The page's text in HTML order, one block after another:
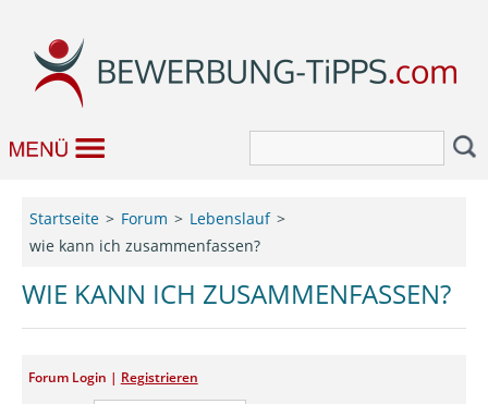
Job & Karriere
Bewerbungseditor
Startseite Forum
Lebenslauf
wie kann ich zusammenfassen?
WIE KANN ICH ZUSAMMENFASSEN?
Forum Login | Registrieren